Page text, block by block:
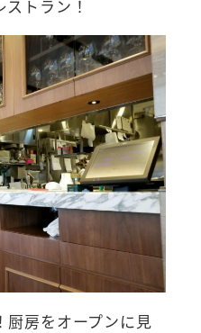
トラン！
厨房をオープンに見